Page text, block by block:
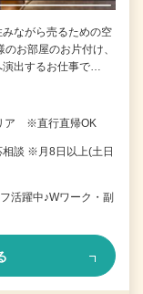
ながら売るための空
お部屋のお片付け、
演出するお仕事で…
ア ※直行直帰OK
談 ※月8日以上(土日
活躍中♪Wワーク・副